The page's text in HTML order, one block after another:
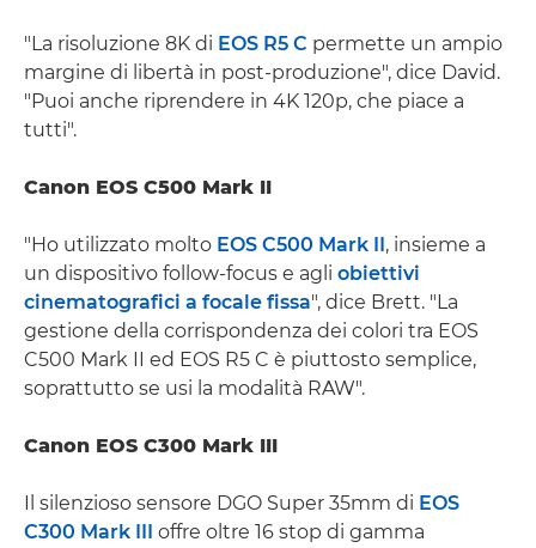
"La risoluzione 8K di EOS R5 C permette un ampio
margine di libertà in post-produzione", dice David.
"Puoi anche riprendere in 4K 120p, che piace a
tutti".
Canon EOS C500 Mark II
"Ho utilizzato molto EOS C500 Mark II , insieme a
un dispositivo follow-focus e agli obiettivi
cinematografici a focale fissa", dice Brett. "La
gestione della corrispondenza dei colori tra EOS
C500 Mark II ed EOS R5 C è piuttosto semplice,
soprattutto se usi la modalità RAW".
Canon EOS C300 Mark III
Il silenzioso sensore DGO Super 35mm di EOS
C300 Mark III
offre oltre 16 stop di gamma